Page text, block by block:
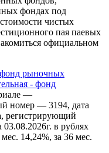
фондах под
чистых
пая паевых
официальном
рыночных
- фонд
—
номер — 3194, дата
регистрирующий
в рублях
14,24%, за 36 мес.